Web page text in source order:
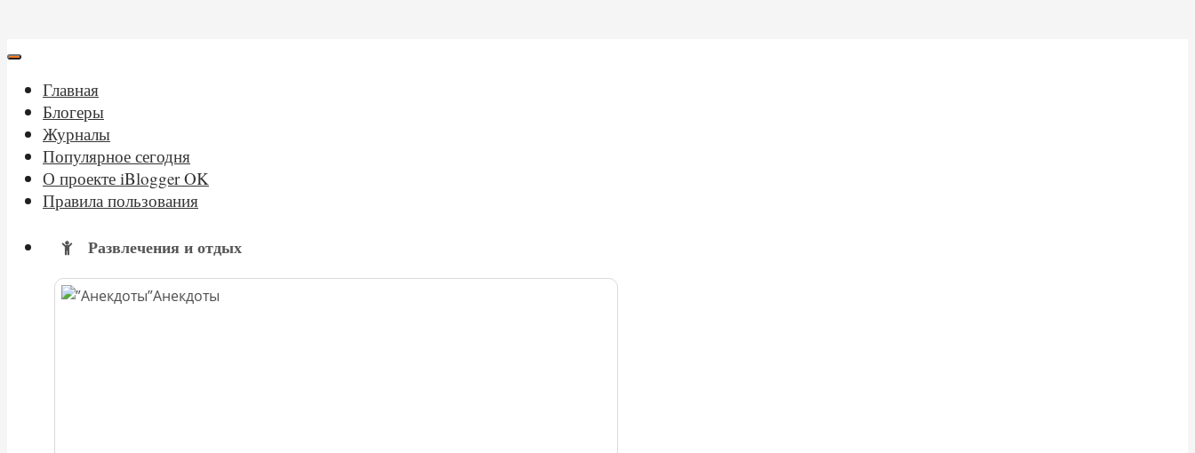
Главная
Блогеры
Журналы
Популярное сегодня
О проекте iBlogger OK
Правила пользования
Развлечения и отдых
Анекдоты